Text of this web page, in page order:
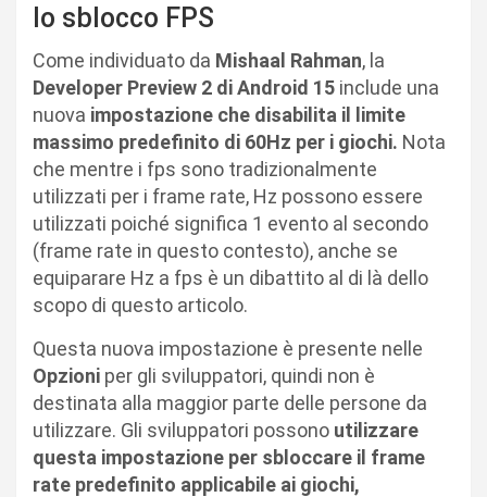
lo sblocco FPS
Come individuato da Mishaal Rahman, la
Developer Preview 2 di Android 15 include una
nuova impostazione che disabilita il limite
massimo predefinito di 60Hz per i giochi. Nota
che mentre i fps sono tradizionalmente
utilizzati per i frame rate, Hz possono essere
utilizzati poiché significa 1 evento al secondo
(frame rate in questo contesto), anche se
equiparare Hz a fps è un dibattito al di là dello
scopo di questo articolo.
Questa nuova impostazione è presente nelle
Opzioni per gli sviluppatori, quindi non è
destinata alla maggior parte delle persone da
utilizzare. Gli sviluppatori possono utilizzare
questa impostazione per sbloccare il frame
rate predefinito applicabile ai giochi,